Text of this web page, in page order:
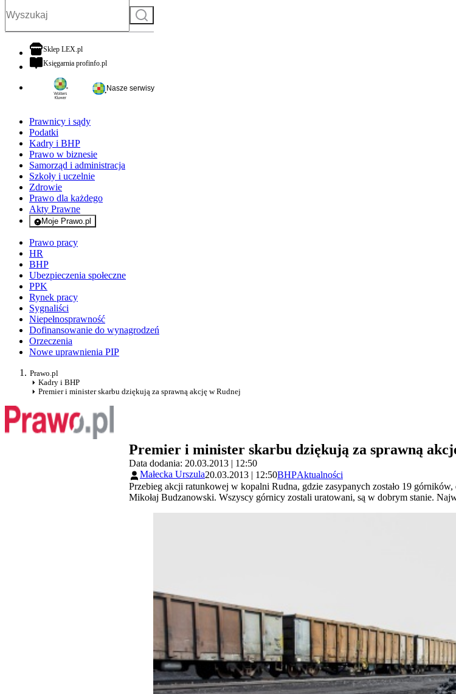
Szukaj
Sklep LEX.plotwiera się w nowej karcie
Księgarnia profinfo.plotwiera się w nowej karcie
Nasze serwisy
Prawnicy i sądy
Podatki
Kadry i BHP
Prawo w biznesie
Samorząd i administracja
Szkoły i uczelnie
Zdrowie
Prawo dla każdego
Akty Prawne
Moje Prawo.pl
- rejestracja i logowanie do serwisu
Prawo pracy
HR
BHP
Ubezpieczenia społeczne
PPK
Rynek pracy
Sygnaliści
Niepełnosprawność
Dofinansowanie do wynagrodzeń
Orzeczenia
Nowe uprawnienia PIP
Prawo.pl
Kadry i BHP
Premier i minister skarbu dziękują za sprawną akcję w Rudnej
Premier i minister skarbu dziękują za sprawną
Data dodania: 20.03.2013 | 12:50
Małecka Urszula20.03.2013 | 12:50BHPAktualności
Przebieg akcji ratunkowej w kopalni Rudna, gdzie zasypanych zostało 19
Mikołaj Budzanowski. Wszyscy górnicy zostali uratowani, są w dobrym stanie.